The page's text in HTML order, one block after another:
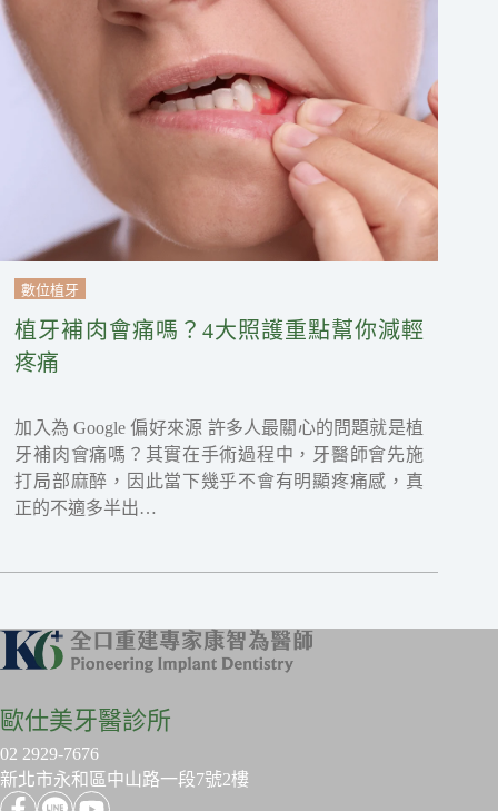
數位植牙
植牙補肉會痛嗎？4大照護重點幫你減輕
疼痛
加入為 Google 偏好來源 許多人最關心的問題就是植
牙補肉會痛嗎？其實在手術過程中，牙醫師會先施
打局部麻醉，因此當下幾乎不會有明顯疼痛感，真
正的不適多半出…
歐仕美牙醫診所
02 2929-7676
新北市永和區中山路一段7號2樓